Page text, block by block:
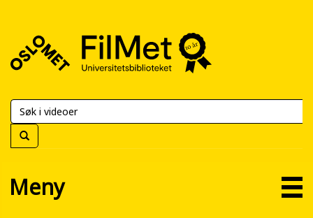
FilMet
Universitetsbiblioteket
Meny